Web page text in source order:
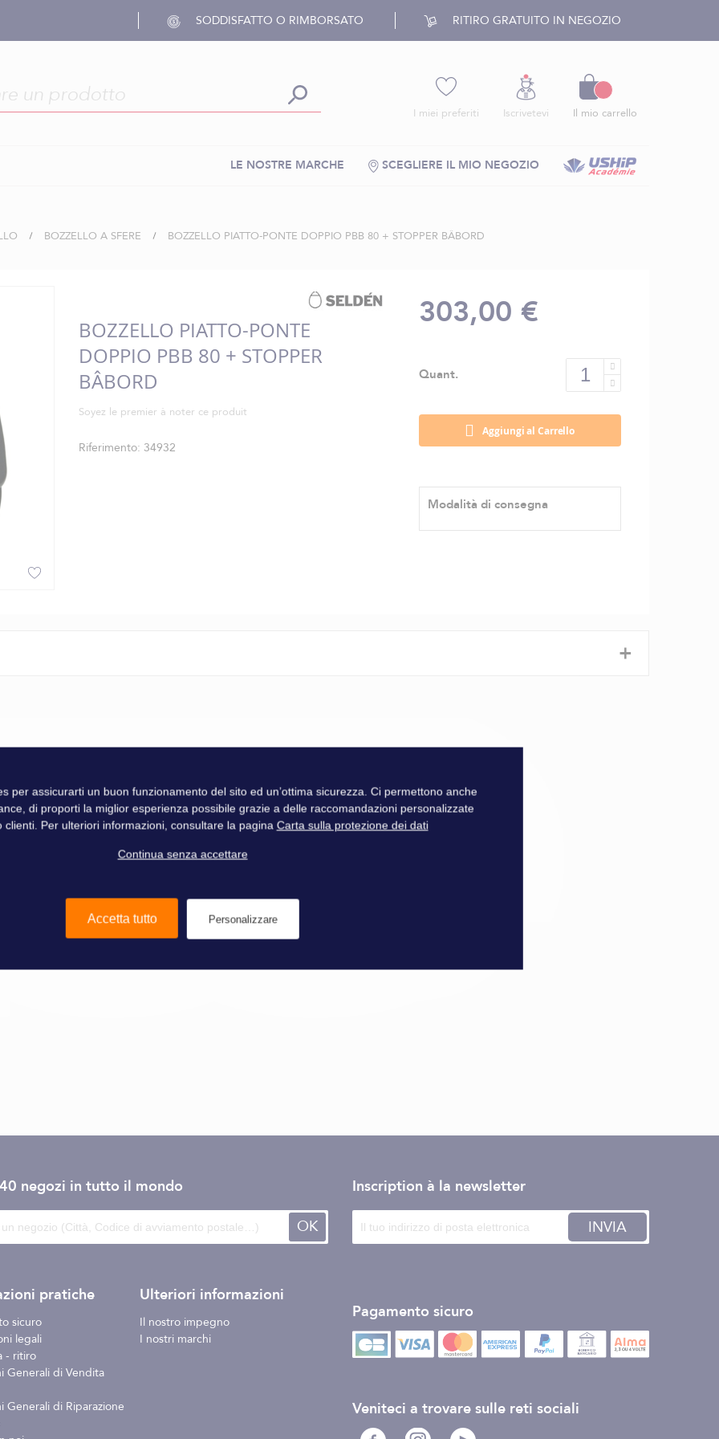
SODDISFATTO O RIMBORSATO RITIRO GRATUITO IN NEGOZIO
I miei preferiti Iscrivetevi Il mio carrello
SCEGLIERE IL MIO NEGOZIO
LE NOSTRE MARCHE
BOZZELLO A SFERE BOZZELLO PIATTO-PONTE DOPPIO PBB 80 + STOPPER BÂBORD
BOZZELLO PIATTO-PONTE
DOPPIO PBB 80 + STOPPER
BÂBORD
Soyez le premier à noter ce produit
Riferimento 34932
303,00 €
Quant.
Aggiungi al Carrello
Modalità di consegna
+
Selden
negozi in tutto il mondo
OK
pratiche
sicuro
legali
- ritiro
Generali di Vendita
Generali di Riparazione
Ulteriori informazioni
Il nostro impegno
I nostri marchi
Inscription à la newsletter
INVIA
Pagamento sicuro
Veniteci a trovare sulle reti sociali
per assicurarti un buon funzionamento del sito ed un’ottima sicurezza. Ci permettono anche
di proporti la miglior esperienza possibile grazie a delle raccomandazioni personalizzate
clienti. Per ulteriori informazioni, consultare la pagina Carta sulla protezione dei dati
Continua senza accettare
Accetta tutto Personalizzare